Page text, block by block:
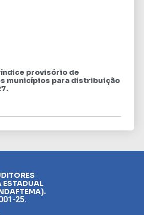
índice provisório de
municípios para distribuição
ESTADUAL
25.